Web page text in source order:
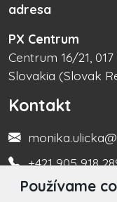
Používame
adresa
PX Centrum
Centrum 16/21,
Slovakia (Slovak
Kontakt
+421 905 918
Turistická